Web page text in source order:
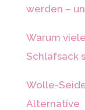
werden –
Warum
Schlafsack
Wolle-
Alternative